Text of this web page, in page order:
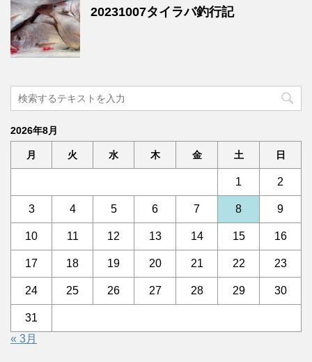
20231007タイラバ釣行記
2026年8月
月 火 水 木 金 土 日
1 2
3 4 5 6 7 8 9
10 11 12 13 14 15 16
17 18 19 20 21 22 23
24 25 26 27 28 29 30
31
« 3月